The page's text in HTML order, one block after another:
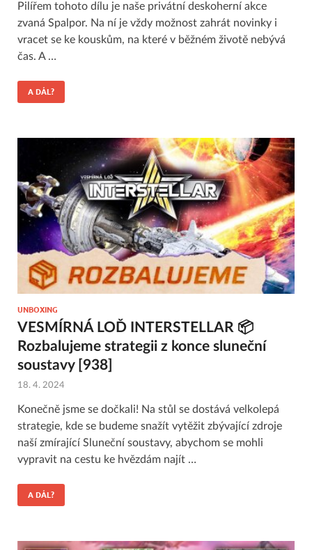
Pilířem tohoto dílu je naše privátní deskoherní akce
zvaná Spalpor. Na ní je vždy možnost zahrát novinky i
vracet se ke kouskům, na které v běžném životě nebývá
čas. A …
A DÁL?
UNBOXING
VESMÍRNÁ LOĎ INTERSTELLAR 📦
Rozbalujeme strategii z konce sluneční
soustavy [938]
18. 4. 2024
Konečně jsme se dočkali! Na stůl se dostává velkolepá
strategie, kde se budeme snažít vytěžit zbývající zdroje
naší zmírající Sluneční soustavy, abychom se mohli
vypravit na cestu ke hvězdám najít …
A DÁL?